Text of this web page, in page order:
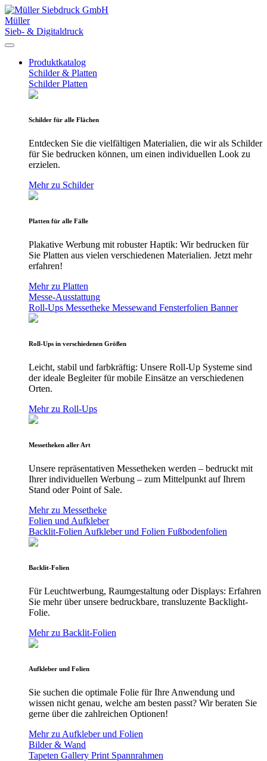
Müller
Sieb- & Digitaldruck
Produktkatalog
Schilder & Platten
SchilderPlatten
Schilder für alle Flächen
Entdecken Sie die vielfältigen Materialien, die wir als Schilder
für Sie bedrucken können, um einen individuellen Look zu
erzielen.
Mehr zu Schilder
Platten für alle Fälle
Plakative Werbung mit robuster Haptik: Wir bedrucken für
Sie Platten aus vielen verschiedenen Materialien. Jetzt mehr
erfahren!
Mehr zu Platten
Messe-Ausstattung
Roll-Ups Messetheke Messewand Fensterfolien Banner
Roll-Ups in verschiedenen Größen
Leicht, stabil und farbkräftig: Unsere Roll-Up Systeme sind
der ideale Begleiter für mobile Einsätze an verschiedenen
Orten.
Mehr zu Roll-Ups
Messetheken aller Art
Unsere repräsentativen Messetheken werden – bedruckt mit
Ihrer individuellen Werbung – zum Mittelpunkt auf Ihrem
Stand oder Point of Sale.
Mehr zu Messetheke
Folien und Aufkleber
Backlit-Folien Aufkleber und Folien Fußbodenfolien
Backlit-Folien
Für Leuchtwerbung, Raumgestaltung oder Displays: Erfahren
Sie mehr über unsere bedruckbare, transluzente Backlight-
Folie.
Mehr zu Backlit-Folien
Aufkleber und Folien
Sie suchen die optimale Folie für Ihre Anwendung und
wissen nicht genau, welche am besten passt? Wir beraten Sie
gerne über die zahlreichen Optionen!
Mehr zu Aufkleber und Folien
Bilder & Wand
Tapeten Gallery Print Spannrahmen